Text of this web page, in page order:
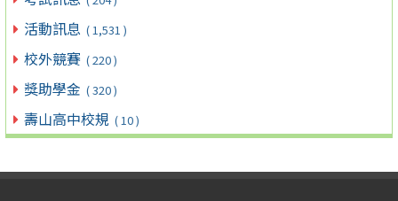
活動訊息 ( 1,531 )
校外競賽 ( 220 )
獎助學金 ( 320 )
壽山高中校規 ( 10 )